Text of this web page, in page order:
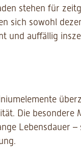
stehen für
sich sowohl
und auffällig
Die besondere
Lebensdauer –